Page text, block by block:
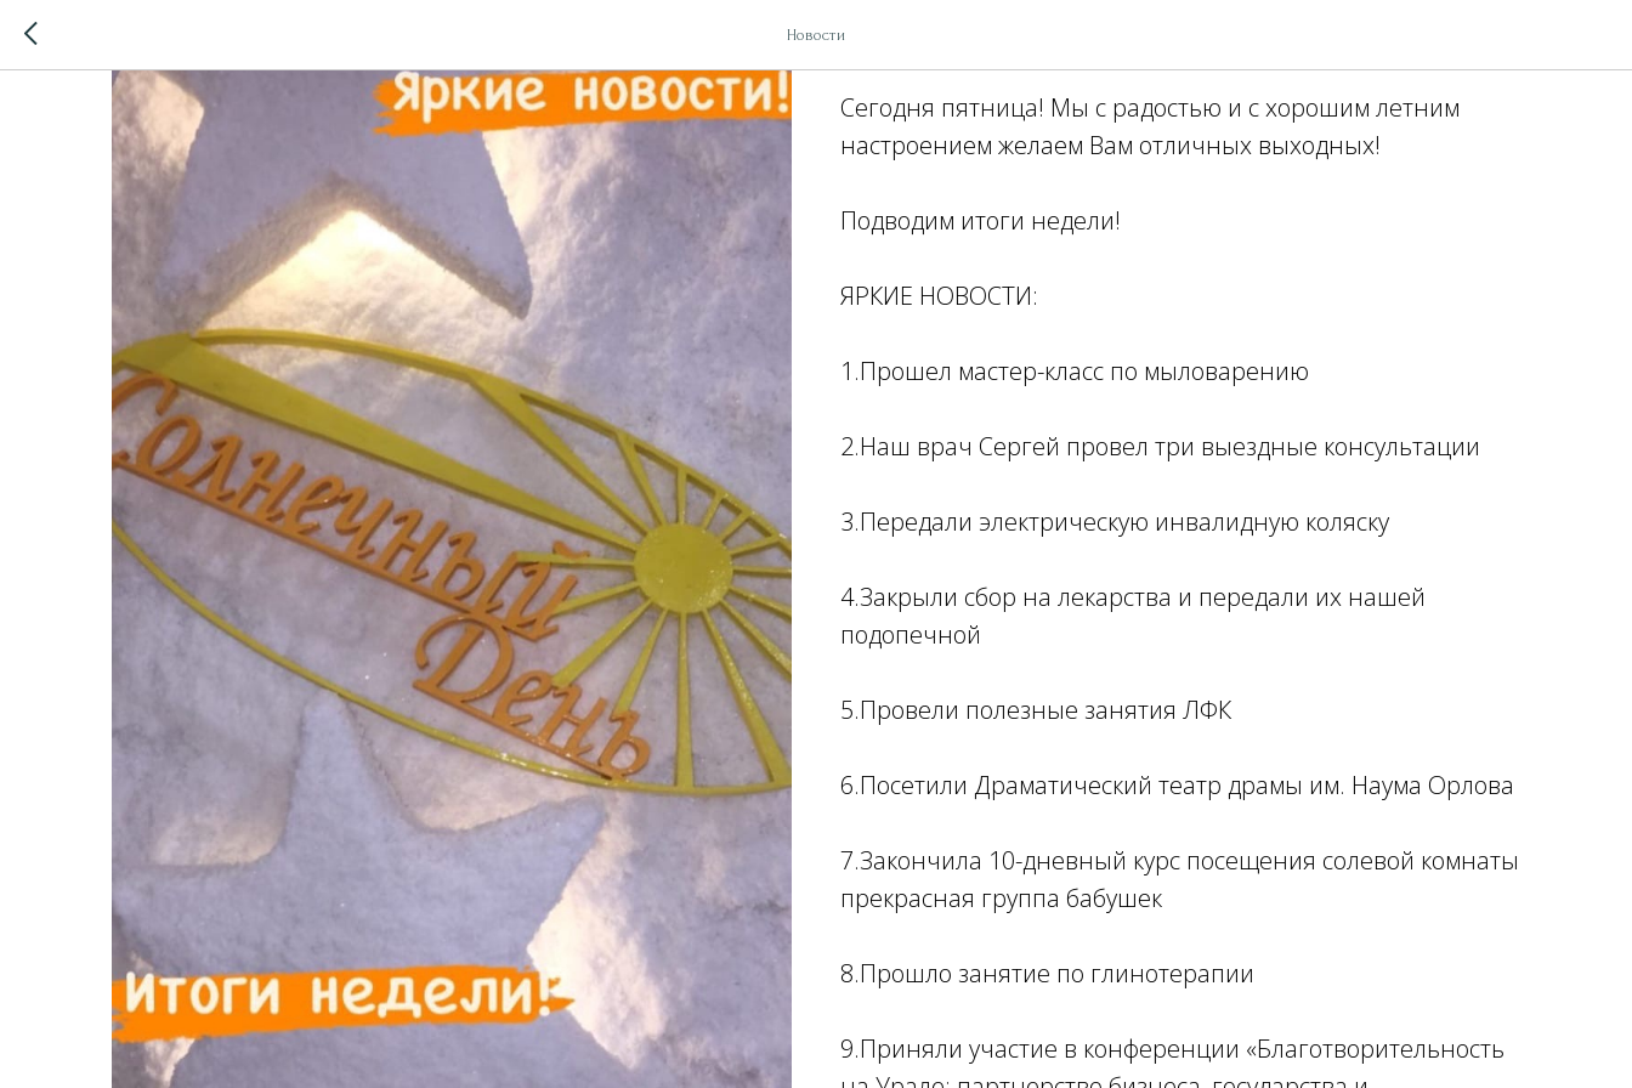
НовостиЯркие новости
Сегодня пятница! Мы с радостью и с хорошим летним
настроением желаем Вам отличных выходных!
Подводим итоги недели!
ЯРКИЕ НОВОСТИ:
1.Прошел мастер-класс по мыловарению
2.Наш врач Сергей провел три выездные консультации
3.Передали электрическую инвалидную коляску
4.Закрыли сбор на лекарства и передали их нашей
подопечной
5.Провели полезные занятия ЛФК
6.Посетили Драматический театр драмы им. Наума Орлова
7.Закончила 10-дневный курс посещения солевой комнаты
прекрасная группа бабушек
8.Прошло занятие по глинотерапии
9.Приняли участие в конференции «Благотворительность